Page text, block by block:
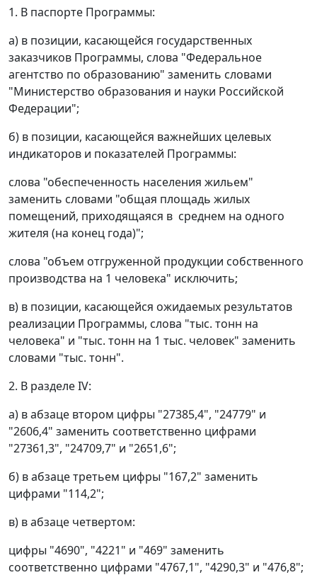
1. В паспорте Программы:
а) в позиции, касающейся государственных
заказчиков Программы, слова "Федеральное
агентство по образованию" заменить словами
"Министерство образования и науки Российской
Федерации";
б) в позиции, касающейся важнейших целевых
индикаторов и показателей Программы:
слова "обеспеченность населения жильем"
заменить словами "общая площадь жилых
помещений, приходящаяся в среднем на одного
жителя (на конец года)";
слова "объем отгруженной продукции собственного
производства на 1 человека" исключить;
в) в позиции, касающейся ожидаемых результатов
реализации Программы, слова "тыс. тонн на
человека" и "тыс. тонн на 1 тыс. человек" заменить
словами "тыс. тонн".
2. В разделе IV:
а) в абзаце втором цифры "27385,4", "24779" и
"2606,4" заменить соответственно цифрами
"27361,3", "24709,7" и "2651,6";
б) в абзаце третьем цифры "167,2" заменить
цифрами "114,2";
в) в абзаце четвертом:
цифры "4690", "4221" и "469" заменить
соответственно цифрами "4767,1", "4290,3" и "476,8";